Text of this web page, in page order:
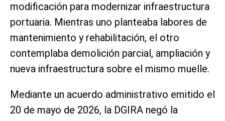
modificación para modernizar infraestructura
portuaria. Mientras uno planteaba labores de
mantenimiento y rehabilitación, el otro
contemplaba demolición parcial, ampliación y
nueva infraestructura sobre el mismo muelle.
Mediante un acuerdo administrativo emitido el
20 de mayo de 2026, la DGIRA negó la